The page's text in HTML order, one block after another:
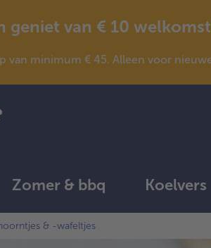
geniet van € 10
van minimum € 45. Alleen voor
Zomer & bbq Koelvers
& -wafeltjes